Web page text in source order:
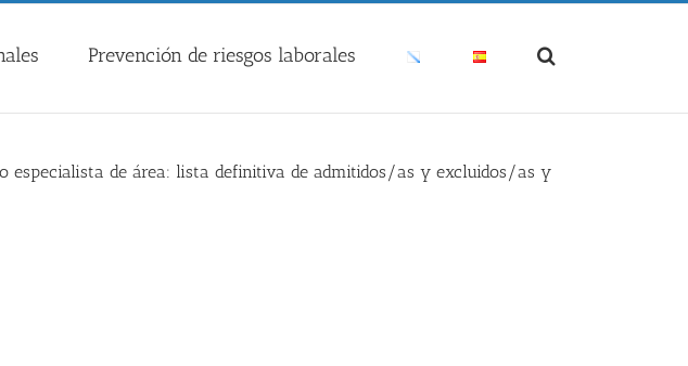
Prevención de riesgos laborales
especialista de área: lista definitiva de admitidos/as y excluidos/as y